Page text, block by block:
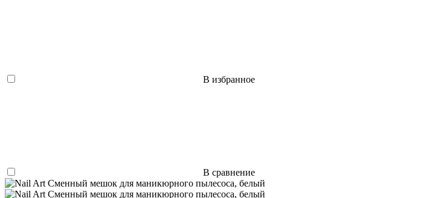
В избранное
В сравнение